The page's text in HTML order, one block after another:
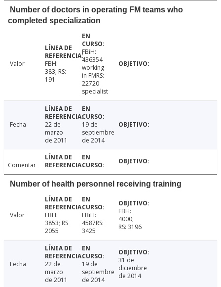
Number of doctors in operating FM teams who
completed specialization
Valor
FBH:
383; RS:
191
FBiH:
436354
working
in FMRS:
22720
specialist
Fecha
22 de
marzo
de 2011
19 de
septiembre
de 2014
Comentar
Number of health personnel receiving training
Valor
FBH:
3853; RS
2055
FBiH:
4587RS:
3425
FBH:
4000;
RS: 3196
Fecha
22 de
marzo
de 2011
19 de
septiembre
de 2014
31 de
diciembre
de 2014